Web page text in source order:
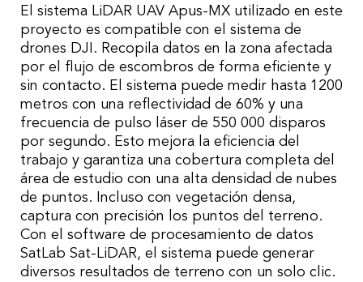
El sistema LiDAR UAV Apus-MX utilizado en este
proyecto es compatible con el sistema de
drones DJI. Recopila datos en la zona afectada
por el flujo de escombros de forma eficiente y
sin contacto. El sistema puede medir hasta 1200
metros con una reflectividad de 60% y una
frecuencia de pulso láser de 550 000 disparos
por segundo. Esto mejora la eficiencia del
trabajo y garantiza una cobertura completa del
área de estudio con una alta densidad de nubes
de puntos. Incluso con vegetación densa,
captura con precisión los puntos del terreno.
Con el software de procesamiento de datos
SatLab Sat-LiDAR, el sistema puede generar
diversos resultados de terreno con un solo clic.